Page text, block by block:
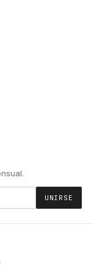
UNIRSE